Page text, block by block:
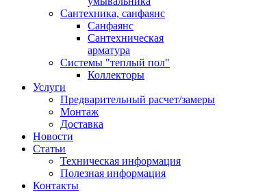
Сантехника, санфаянс
Санфаянс
Сантехническая
арматура
Системы "теплый пол"
Коллекторы
Услуги
Предварительный расчет/замеры
Монтаж
Доставка
Новости
Статьи
Техническая информация
Полезная информация
Контакты